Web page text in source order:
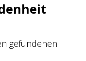
gefundenen